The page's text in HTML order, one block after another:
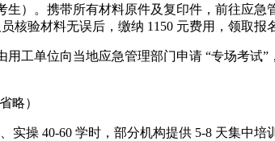
）。携带所有材料原件及复印件，前往应
核验材料无误后，缴纳 1150 元费用，领取报
工单位向当地应急管理部门申请 “专场考
略）
实操 40-60 学时，部分机构提供 5-8 天集